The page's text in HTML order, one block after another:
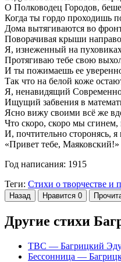
О Полководец Городов,
Когда ты гордо проходишь
Дома вытягиваются во
Поворачивая крыши
Я, изнеженный на
Протягиваю тебе свою
И ты пожимаешь ее
Так что на белой коже
Я, ненавидящий
Ищущий забвения в
Ясно вижу своими всё же
Что скоро, скоро мы
И, почтительно сторонясь, я
«Привет тебе, Маяковский!»
Год написания: 1915
Теги: Стихи о творчестве и
Назад Нравится 0
Другие стихи
ТВС — Багрицкий
Бессонница —